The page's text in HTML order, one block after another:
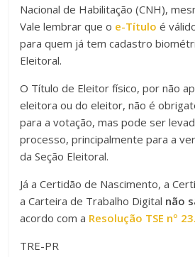
Nacional de Habilitação (CNH),
Vale lembrar que o e-Título é
para quem já tem cadastro
Eleitoral.
O Título de Eleitor físico, por não
eleitora ou do eleitor, não é
para a votação, mas pode ser
processo, principalmente para a
da Seção Eleitoral.
Já a Certidão de Nascimento, a
a Carteira de Trabalho Digital não
acordo com a Resolução TSE nº
TRE-PR